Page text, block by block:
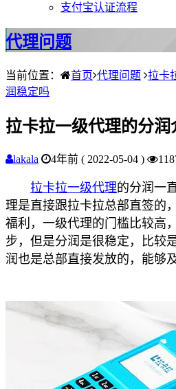
支付宝认证流程
代理问题
当前位置： 首页 代理问题
拉卡
润稳定吗
拉卡拉一级代理的分
lakala 4年前 ( 2022-05-04 )
拉卡拉一级代理的分润一
理是直接跟拉卡拉总部直签的
福利，一级代理的门槛比较高
步，但是分润是很稳定，比较
润也是总部直接发放的，能够